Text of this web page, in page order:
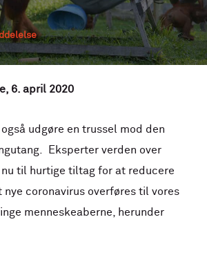
6. april 2020
udgøre en trussel mod den
Eksperter verden over
til hurtige tiltag for at reducere
nye coronavirus overføres til vores
menneskeaberne, herunder